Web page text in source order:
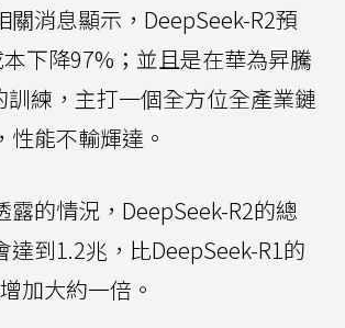
關消息顯示，DeepSeek-R2預
本下降97%；並且是在華為昇騰
訓練，主打一個全方位全產業鏈
性能不輸輝達。
露的情況，DeepSeek-R2的總
達到1.2兆，比DeepSeek-R1的
加大約一倍。